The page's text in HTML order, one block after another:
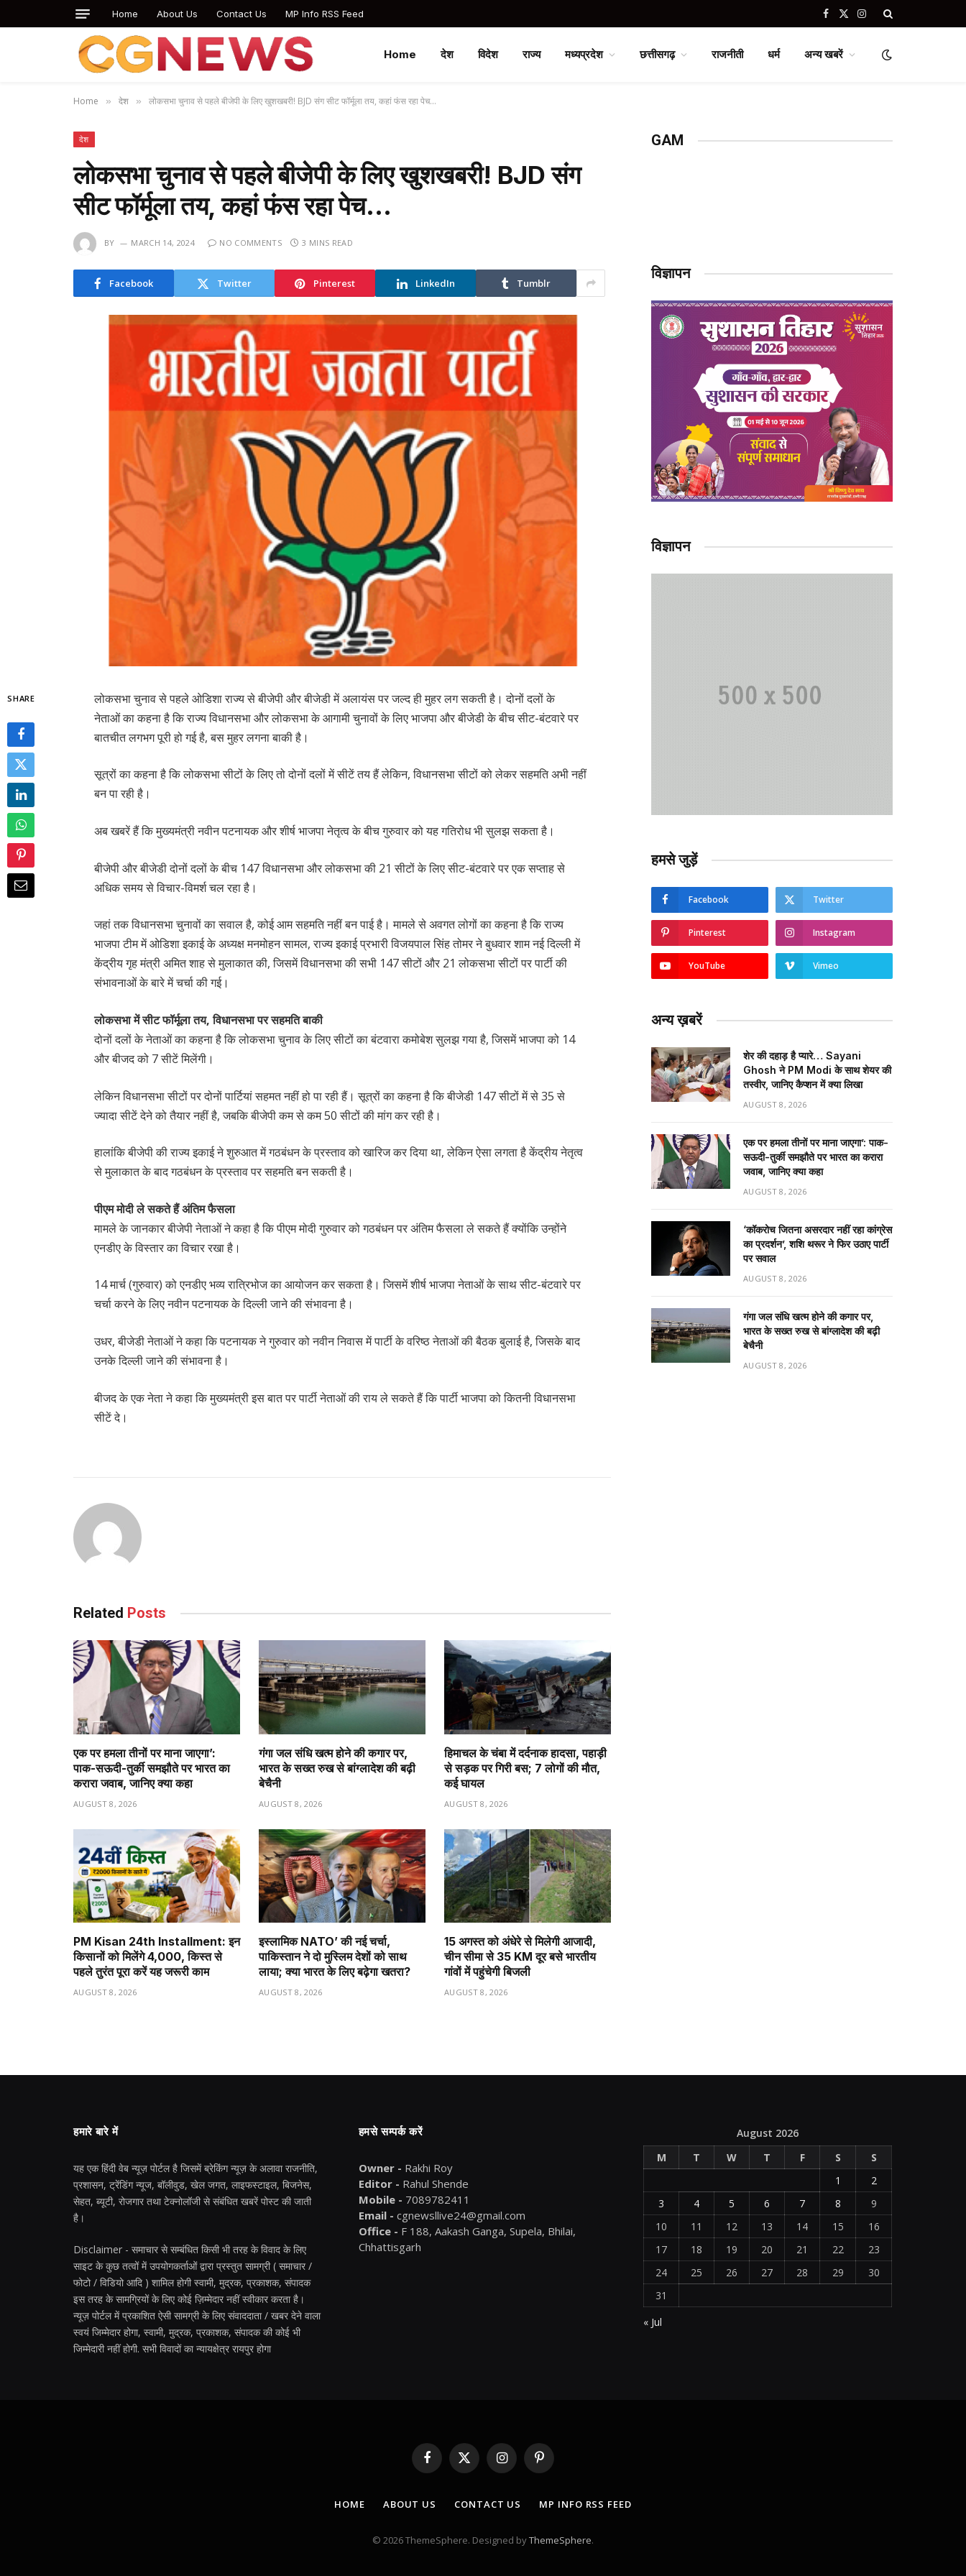
Home About Us Contact Us MP Info RSS Feed Facebook
X
Instagram
Home देश विदेश राज्य मध्यप्रदेश छत्तीसगढ़ राजनीती धर्म अन्य खबरें
Home » देश » लोकसभा चुनाव से पहले बीजेपी के लिए खुशखबरी! BJD संग सीट फॉर्मूला तय, कहां फंस रहा पेच…
देश
लोकसभा चुनाव से पहले बीजेपी के लिए खुशखबरी! BJD संग
सीट फॉर्मूला तय, कहां फंस रहा पेच…
BY MARCH 14, 2024 NO COMMENTS 3 MINS READ
Facebook Twitter Pinterest LinkedIn Tumblr
SHARE
लोकसभा चुनाव से पहले ओडिशा राज्य से बीजेपी और बीजेडी में अलायंस पर जल्द ही मुहर लग सकती है। दोनों दलों के
नेताओं का कहना है कि राज्य विधानसभा और लोकसभा के आगामी चुनावों के लिए भाजपा और बीजेडी के बीच सीट-बंटवारे पर
बातचीत लगभग पूरी हो गई है, बस मुहर लगना बाकी है।
सूत्रों का कहना है कि लोकसभा सीटों के लिए तो दोनों दलों में सीटें तय हैं लेकिन, विधानसभा सीटों को लेकर सहमति अभी नहीं
बन पा रही है।
अब खबरें हैं कि मुख्यमंत्री नवीन पटनायक और शीर्ष भाजपा नेतृत्व के बीच गुरुवार को यह गतिरोध भी सुलझ सकता है।
बीजेपी और बीजेडी दोनों दलों के बीच 147 विधानसभा और लोकसभा की 21 सीटों के लिए सीट-बंटवारे पर एक सप्ताह से
अधिक समय से विचार-विमर्श चल रहा है।
जहां तक ​​​​विधानसभा चुनावों का सवाल है, कोई आम सहमति नहीं बन पाई है। मामले से अवगत लोगों का कहना है कि राज्य
भाजपा टीम में ओडिशा इकाई के अध्यक्ष मनमोहन सामल, राज्य इकाई प्रभारी विजयपाल सिंह तोमर ने बुधवार शाम नई दिल्ली में
केंद्रीय गृह मंत्री अमित शाह से मुलाकात की, जिसमें विधानसभा की सभी 147 सीटों और 21 लोकसभा सीटों पर पार्टी की
संभावनाओं के बारे में चर्चा की गई।
लोकसभा में सीट फॉर्मूला तय, विधानसभा पर सहमति बाकी
दोनों दलों के नेताओं का कहना है कि लोकसभा चुनाव के लिए सीटों का बंटवारा कमोबेश सुलझ गया है, जिसमें भाजपा को 14
और बीजद को 7 सीटें मिलेंगी।
लेकिन विधानसभा सीटों पर दोनों पार्टियां सहमत नहीं हो पा रही हैं। सूत्रों का कहना है कि बीजेडी 147 सीटों में से 35 से
ज्यादा सीटें देने को तैयार नहीं है, जबकि बीजेपी कम से कम 50 सीटों की मांग कर रही है।
हालांकि बीजेपी की राज्य इकाई ने शुरुआत में गठबंधन के प्रस्ताव को खारिज कर दिया था, लेकिन ऐसा लगता है केंद्रीय नेतृत्व
से मुलाकात के बाद गठबंधन के प्रस्ताव पर सहमति बन सकती है।
पीएम मोदी ले सकते हैं अंतिम फैसला
मामले के जानकार बीजेपी नेताओं ने कहा है कि पीएम मोदी गुरुवार को गठबंधन पर अंतिम फैसला ले सकते हैं क्योंकि उन्होंने
एनडीए के विस्तार का विचार रखा है।
14 मार्च (गुरुवार) को एनडीए भव्य रात्रिभोज का आयोजन कर सकता है। जिसमें शीर्ष भाजपा नेताओं के साथ सीट-बंटवारे पर
चर्चा करने के लिए नवीन पटनायक के दिल्ली जाने की संभावना है।
उधर, बीजेडी नेताओं ने कहा कि पटनायक ने गुरुवार को नवीन निवास में पार्टी के वरिष्ठ नेताओं की बैठक बुलाई है, जिसके बाद
उनके दिल्ली जाने की संभावना है।
बीजद के एक नेता ने कहा कि मुख्यमंत्री इस बात पर पार्टी नेताओं की राय ले सकते हैं कि पार्टी भाजपा को कितनी विधानसभा
सीटें दे।
Related Posts
एक पर हमला तीनों पर माना जाएगा’:
पाक-सऊदी-तुर्की समझौते पर भारत का
करारा जवाब, जानिए क्या कहा
AUGUST 8, 2026
गंगा जल संधि खत्म होने की कगार पर,
भारत के सख्त रुख से बांग्लादेश की बढ़ी
बेचैनी
AUGUST 8, 2026
हिमाचल के चंबा में दर्दनाक हादसा, पहाड़ी
से सड़क पर गिरी बस; 7 लोगों की मौत,
कई घायल
AUGUST 8, 2026
PM Kisan 24th Installment: इन
किसानों को मिलेंगे ₹4,000, किस्त से
पहले तुरंत पूरा करें यह जरूरी काम
AUGUST 8, 2026
इस्लामिक NATO’ की नई चर्चा,
पाकिस्तान ने दो मुस्लिम देशों को साथ
लाया; क्या भारत के लिए बढ़ेगा खतरा?
AUGUST 8, 2026
15 अगस्त को अंधेरे से मिलेगी आजादी,
चीन सीमा से 35 KM दूर बसे भारतीय
गांवों में पहुंचेगी बिजली
AUGUST 8, 2026
GAM
विज्ञापन
विज्ञापन
हमसे जुड़ें
Facebook Twitter
Pinterest Instagram
YouTube Vimeo
अन्य ख़बरें
शेर की दहाड़ है प्यारे… Sayani
Ghosh ने PM Modi के साथ शेयर की
तस्वीर, जानिए कैप्शन में क्या लिखा
AUGUST 8, 2026
एक पर हमला तीनों पर माना जाएगा’: पाक-
सऊदी-तुर्की समझौते पर भारत का करारा
जवाब, जानिए क्या कहा
AUGUST 8, 2026
‘कॉकरोच जितना असरदार नहीं रहा कांग्रेस
का प्रदर्शन’, शशि थरूर ने फिर उठाए पार्टी
पर सवाल
AUGUST 8, 2026
गंगा जल संधि खत्म होने की कगार पर,
भारत के सख्त रुख से बांग्लादेश की बढ़ी
बेचैनी
AUGUST 8, 2026
हमारे बारे में
यह एक हिंदी वेब न्यूज़ पोर्टल है जिसमें ब्रेकिंग न्यूज़ के अलावा राजनीति,
प्रशासन, ट्रेंडिंग न्यूज, बॉलीवुड, खेल जगत, लाइफस्टाइल, बिजनेस,
सेहत, ब्यूटी, रोजगार तथा टेक्नोलॉजी से संबंधित खबरें पोस्ट की जाती
है।
Disclaimer - समाचार से सम्बंधित किसी भी तरह के विवाद के लिए
साइट के कुछ तत्वों में उपयोगकर्ताओं द्वारा प्रस्तुत सामग्री ( समाचार /
फोटो / विडियो आदि ) शामिल होगी स्वामी, मुद्रक, प्रकाशक, संपादक
इस तरह के सामग्रियों के लिए कोई ज़िम्मेदार नहीं स्वीकार करता है।
न्यूज़ पोर्टल में प्रकाशित ऐसी सामग्री के लिए संवाददाता / खबर देने वाला
स्वयं जिम्मेदार होगा, स्वामी, मुद्रक, प्रकाशक, संपादक की कोई भी
जिम्मेदारी नहीं होगी. सभी विवादों का न्यायक्षेत्र रायपुर होगा
हमसे सम्पर्क करें
Owner - Rakhi Roy
Editor - Rahul Shende
Mobile - 7089782411
Email - cgnewsllive24@gmail.com
Office - F 188, Aakash Ganga, Supela, Bhilai,
Chhattisgarh
August 2026
M
T W T F S
S
1
2
3
4 5 6 7 8
9
10
11 12 13 14 15
16
17
18 19 20 21 22
23
24
25 26 27 28 29
30
31
« Jul
Facebook
X
(Twitter)
InstagramPinterest
HOME ABOUT US CONTACT US MP INFO RSS FEED
© 2026 ThemeSphere. Designed byThemeSphere.